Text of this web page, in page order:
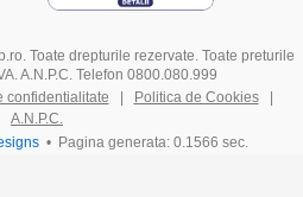
Toate drepturile rezervate. Toate preturile
A.N.P.C. Telefon 0800.080.999
confidentialitate Politica de Cookies
A.N.P.C.
• Pagina generata: 0.1566 sec.